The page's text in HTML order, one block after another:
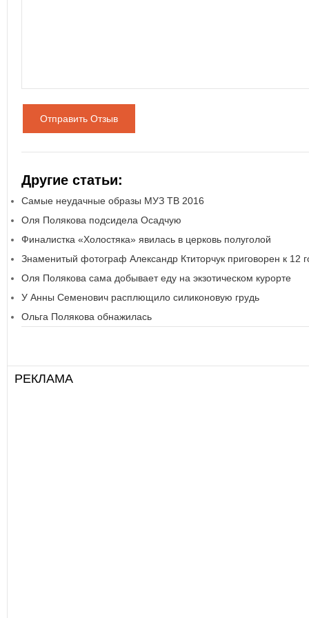
Отправить Отзыв
Другие статьи:
Самые неудачные образы МУЗ ТВ 2016
Оля Полякова подсидела Осадчую
Финалистка «Холостяка» явилась в церковь полуголой
Знаменитый фотограф Александр Ктиторчук приговорен к 12
Оля Полякова сама добывает еду на экзотическом курорте
У Анны Семенович расплющило силиконовую грудь
Ольга Полякова обнажилась
РЕКЛАМА